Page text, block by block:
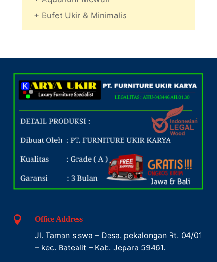
+ Bufet Ukir & Minimalis
 Office Address
Jl. Taman siswa – Desa. pekalongan Rt. 04/01
– kec. Batealit – Kab. Jepara 59461.